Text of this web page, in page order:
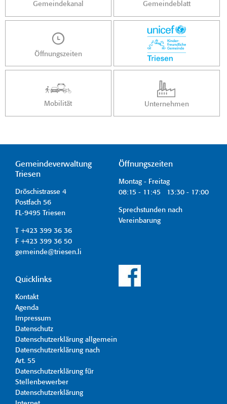
Gemeindekanal Gemeindeblatt
Öffnungszeiten
Mobilität Unternehmen
Gemeindeverwaltung
Triesen
Dröschistrasse 4
Postfach 56
FL-9495 Triesen
T +423 399 36 36
F +423 399 36 50
gemeinde@triesen.li
Öffnungszeiten
Montag - Freitag
08:15 - 11:45 13:30 - 17:00
Sprechstunden nach
Vereinbarung
Quicklinks
Kontakt
Agenda
Impressum
Datenschutz
Datenschutzerklärung allgemein
Datenschutzerklärung nach
Art. 55
Datenschutzerklärung für
Stellenbewerber
Datenschutzerklärung